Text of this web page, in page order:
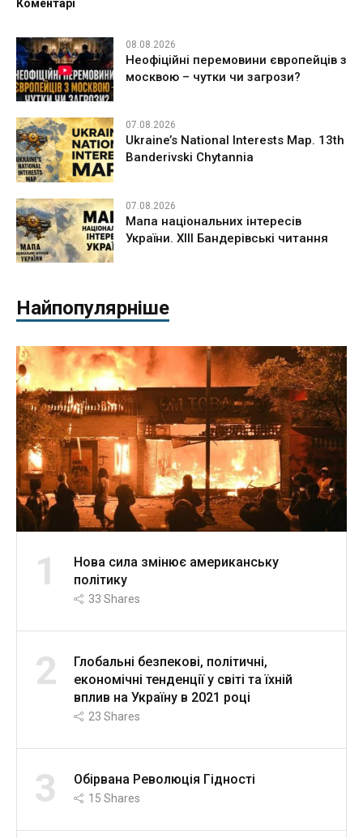
Коментарі
08.08.2026
Неофіційні перемовини європейців з
москвою – чутки чи загрози?
07.08.2026
Ukraine’s National Interests Map. 13th
Banderivski Chytannia
07.08.2026
Мапа національних інтересів
України. ХІІІ Бандерівські читання
Найпопулярніше
1
Нова сила змінює американську
політику
33 Shares
2
Глобальні безпекові, політичні,
економічні тенденції у світі та їхній
вплив на Україну в 2021 році
23 Shares
3 Обірвана Революція Гідності
15 Shares